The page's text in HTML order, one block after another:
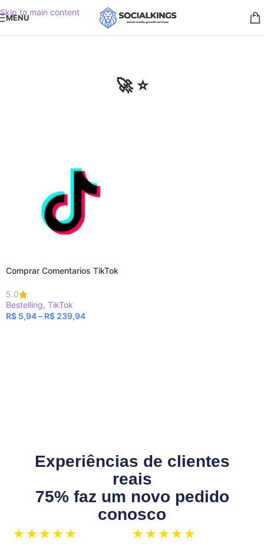
Skip to main content
MENU
🚀 ⭐️
Comprar Comentarios TikTok
5.0
Bestelling, TikTok
R$ 5,94– R$ 239,94
Experiências de clientes
reais
75% faz um novo pedido
conosco
★ ★ ★ ★ ★ ★ ★ ★ ★ ★